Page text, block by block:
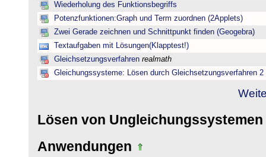
Wiederholung des Funktionsbegriffs
Potenzfunktionen:Graph und Term zuordnen (2Applets)
Zwei Gerade zeichnen und Schnittpunkt finden (Geogebra)
Textaufgaben mit Lösungen(Klapptest!)
Gleichsetzungsverfahren realmath
Gleichungssysteme: Lösen durch Gleichsetzungsverfahren 2
Lösen von Ungleichungssystemen
Anwendungen